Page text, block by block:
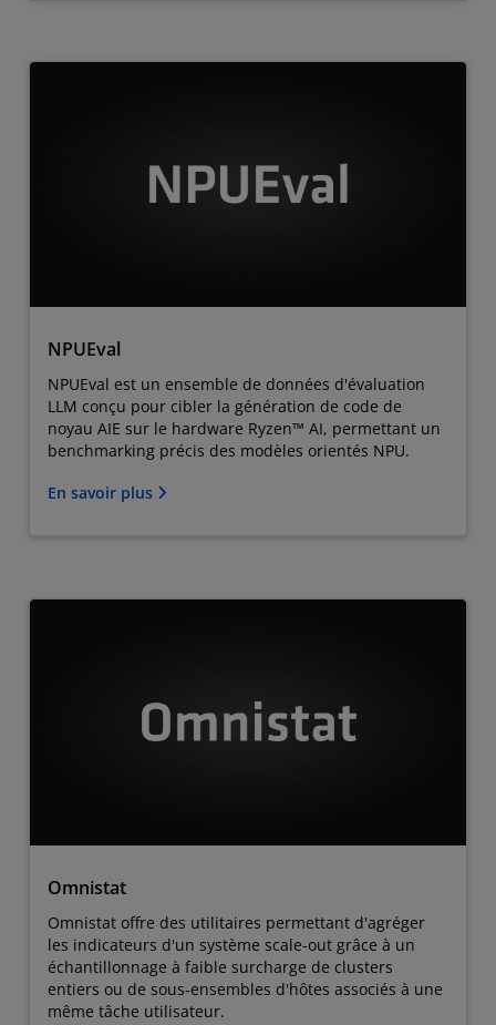
NPUEval
NPUEval est un ensemble de données d'évaluation
LLM conçu pour cibler la génération de code de
noyau AIE sur le hardware Ryzen™ AI, permettant un
benchmarking précis des modèles orientés NPU.
En savoir plus
Omnistat
Omnistat offre des utilitaires permettant d'agréger
les indicateurs d'un système scale-out grâce à un
échantillonnage à faible surcharge de clusters
entiers ou de sous‑ensembles d'hôtes associés à une
même tâche utilisateur.